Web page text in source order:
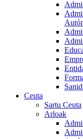
Ceuta
Sartu Ceuta
Arloak